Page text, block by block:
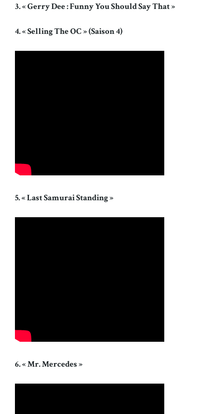
3. « Gerry Dee : Funny You Should Say That »
4. « Selling The OC » (Saison 4)
5. « Last Samurai Standing »
6. « Mr. Mercedes »